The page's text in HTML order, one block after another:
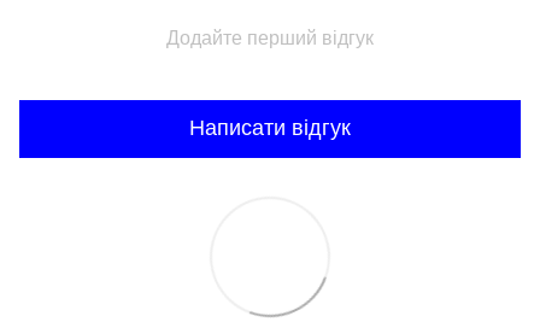
Додайте перший відгук
Написати відгук